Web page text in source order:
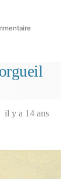
il y a 14 ans